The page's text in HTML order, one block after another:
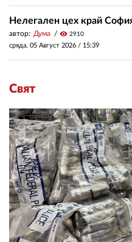
Нелегален цех край
автор: Дума visibility 2910
сряда, 05 Август 2026 / 15:39
Свят